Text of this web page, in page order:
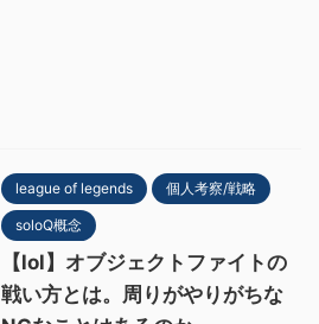
league of legends 個人考察/戦略
soloQ概念
【lol】オブジェクトファイトの
戦い方とは。周りがやりがちな